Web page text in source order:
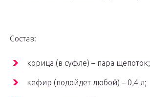
Состав:
корица (в суфле) – пара щепоток;
кефир (подойдет любой) – 0,4 л;